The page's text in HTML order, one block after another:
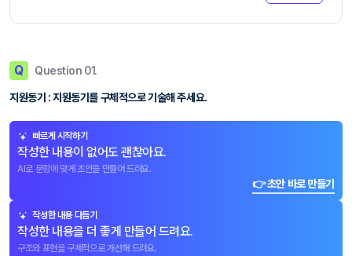
Q Question 01.
지원동기 : 지원동기를 구체적으로 기술해 주세요.
빠르게 시작하기
작성한 내용이 없어도 괜찮아요.
AI로 문항에 맞게 초안을 만들어 드려요.
👉 초안 바로 만들기
작성한 내용 다듬기
작성한 내용을 더 좋게 만들어 드려요.
구조와 표현을 구체적으로 개선해 드려요.